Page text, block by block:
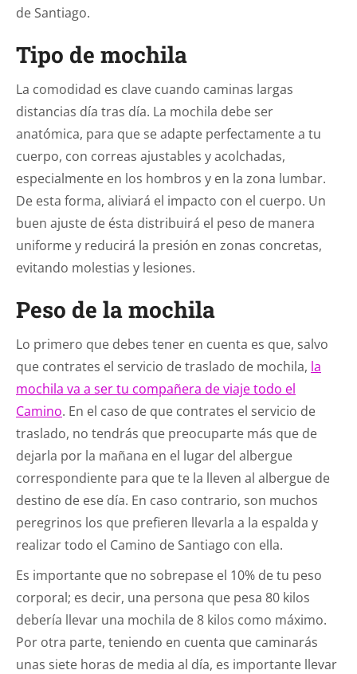
de Santiago.
Tipo de mochila
La comodidad es clave cuando caminas largas
distancias día tras día. La mochila debe ser
anatómica, para que se adapte perfectamente a tu
cuerpo, con correas ajustables y acolchadas,
especialmente en los hombros y en la zona lumbar.
De esta forma, aliviará el impacto con el cuerpo. Un
buen ajuste de ésta distribuirá el peso de manera
uniforme y reducirá la presión en zonas concretas,
evitando molestias y lesiones.
Peso de la mochila
Lo primero que debes tener en cuenta es que, salvo
que contrates el servicio de traslado de mochila, la
mochila va a ser tu compañera de viaje todo el
Camino. En el caso de que contrates el servicio de
traslado, no tendrás que preocuparte más que de
dejarla por la mañana en el lugar del albergue
correspondiente para que te la lleven al albergue de
destino de ese día. En caso contrario, son muchos
peregrinos los que prefieren llevarla a la espalda y
realizar todo el Camino de Santiago con ella.
Es importante que no sobrepase el 10% de tu peso
corporal; es decir, una persona que pesa 80 kilos
debería llevar una mochila de 8 kilos como máximo.
Por otra parte, teniendo en cuenta que caminarás
unas siete horas de media al día, es importante llevar